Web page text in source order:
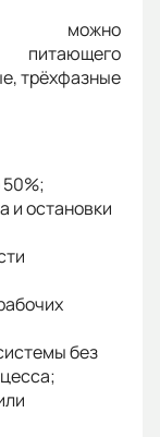
можно
питающего
трёхфазные
и остановки
без